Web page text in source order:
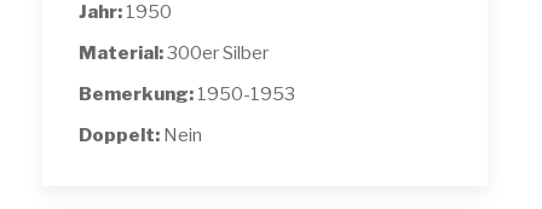
Jahr: 1950
Material:300er Silber
Bemerkung: 1950-1953
Doppelt: Nein